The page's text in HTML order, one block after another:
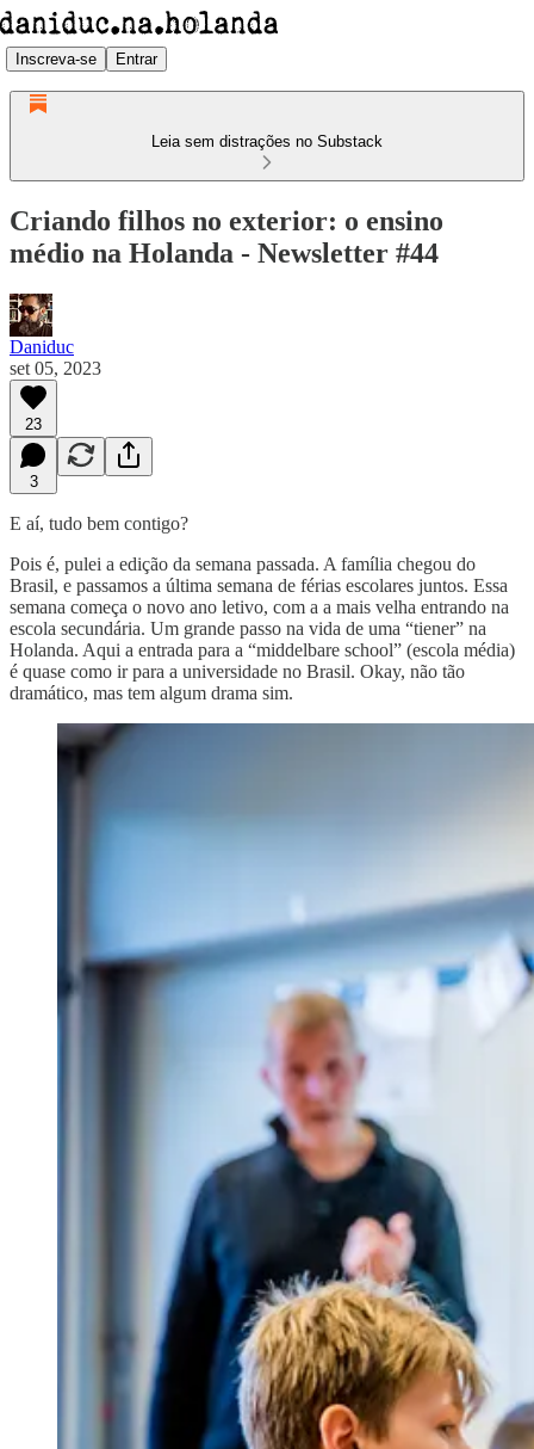
Inscreva-se Entrar
Leia sem distrações no Substack
Criando filhos no exterior: o ensino
médio na Holanda - Newsletter #44
Daniduc
set 05, 2023
23
3
E aí, tudo bem contigo?
Pois é, pulei a edição da semana passada. A família chegou do
Brasil, e passamos a última semana de férias escolares juntos. Essa
semana começa o novo ano letivo, com a a mais velha entrando na
escola secundária. Um grande passo na vida de uma “tiener” na
Holanda. Aqui a entrada para a “middelbare school” (escola média)
é quase como ir para a universidade no Brasil. Okay, não tão
dramático, mas tem algum drama sim.